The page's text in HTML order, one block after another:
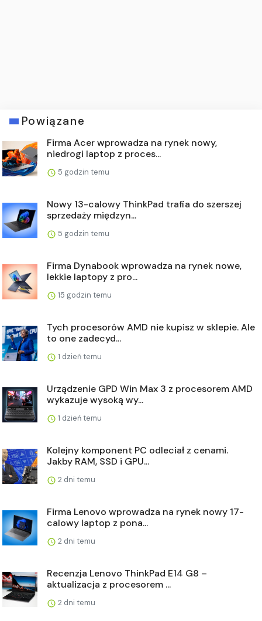
Powiązane
Firma Acer wprowadza na rynek nowy,
niedrogi laptop z proces...
5 godzin temu
Nowy 13-calowy ThinkPad trafia do szerszej
sprzedaży międzyn...
5 godzin temu
Firma Dynabook wprowadza na rynek nowe,
lekkie laptopy z pro...
15 godzin temu
Tych procesorów AMD nie kupisz w sklepie. Ale
to one zadecyd...
1 dzień temu
Urządzenie GPD Win Max 3 z procesorem AMD
wykazuje wysoką wy...
1 dzień temu
Kolejny komponent PC odleciał z cenami.
Jakby RAM, SSD i GPU...
2 dni temu
Firma Lenovo wprowadza na rynek nowy 17-
calowy laptop z pona...
2 dni temu
Recenzja Lenovo ThinkPad E14 G8 –
aktualizacja z procesorem ...
2 dni temu